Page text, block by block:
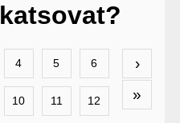
›
»
4 5 6
10 11 12